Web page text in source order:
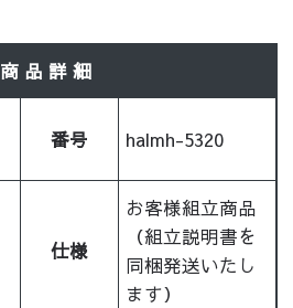
商 品 詳 細
番号 halmh-5320
仕様
お客様組立商品
（組立説明書を
同梱発送いたし
ます）